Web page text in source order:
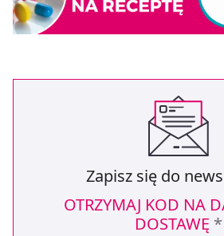
Zapisz się do
OTRZYMAJ KOD NA
DOSTAWĘ *